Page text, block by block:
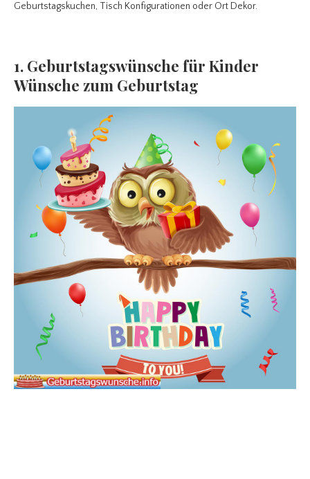
Geburtstagskuchen, Tisch Konfigurationen oder Ort Dekor.
1. Geburtstagswünsche für Kinder
Wünsche zum Geburtstag